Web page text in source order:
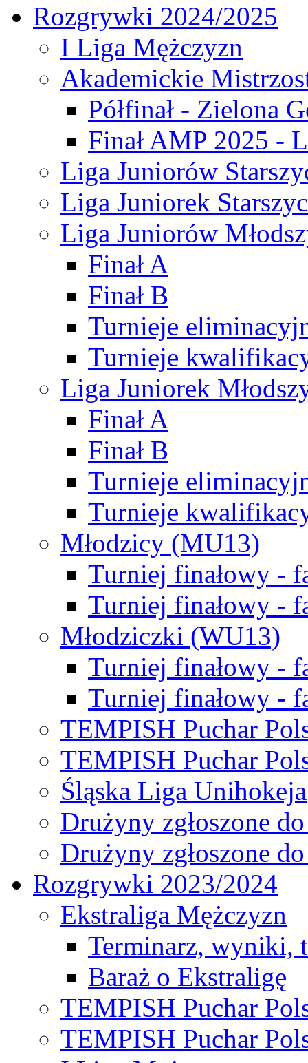
Rozgrywki 2024/2025
I Liga Mężczyzn
Akademickie
Półfinał - Zielona
Finał AMP 2025 -
Liga Juniorów
Liga Juniorek
Liga Juniorów
Finał A
Finał B
Turnieje
Turnieje
Liga Juniorek
Finał A
Finał B
Turnieje
Turnieje
Młodzicy (MU13)
Turniej finałowy -
Turniej finałowy -
Młodziczki (WU13)
Turniej finałowy -
Turniej finałowy -
TEMPISH Puchar
TEMPISH Puchar
Śląska Liga Unihokeja
Drużyny zgłoszone
Drużyny zgłoszone
Rozgrywki 2023/2024
Ekstraliga Mężczyzn
Terminarz, wyniki,
Baraż o Ekstraligę
TEMPISH Puchar
TEMPISH Puchar